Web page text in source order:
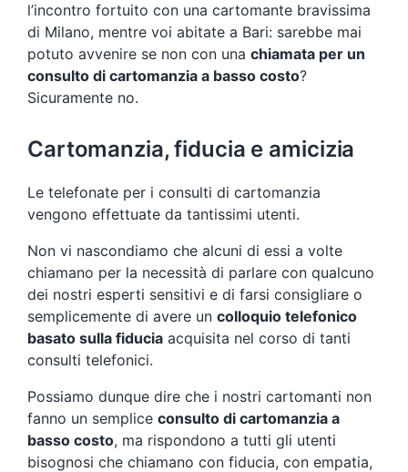
l’incontro fortuito con una cartomante bravissima
di Milano, mentre voi abitate a Bari: sarebbe mai
potuto avvenire se non con una chiamata per un
consulto di cartomanzia a basso costo?
Sicuramente no.
Cartomanzia, fiducia e amicizia
Le telefonate per i consulti di cartomanzia
vengono effettuate da tantissimi utenti.
Non vi nascondiamo che alcuni di essi a volte
chiamano per la necessità di parlare con qualcuno
dei nostri esperti sensitivi e di farsi consigliare o
semplicemente di avere un colloquio telefonico
basato sulla fiducia acquisita nel corso di tanti
consulti telefonici.
Possiamo dunque dire che i nostri cartomanti non
fanno un semplice consulto di cartomanzia a
basso costo, ma rispondono a tutti gli utenti
bisognosi che chiamano con fiducia, con empatia,